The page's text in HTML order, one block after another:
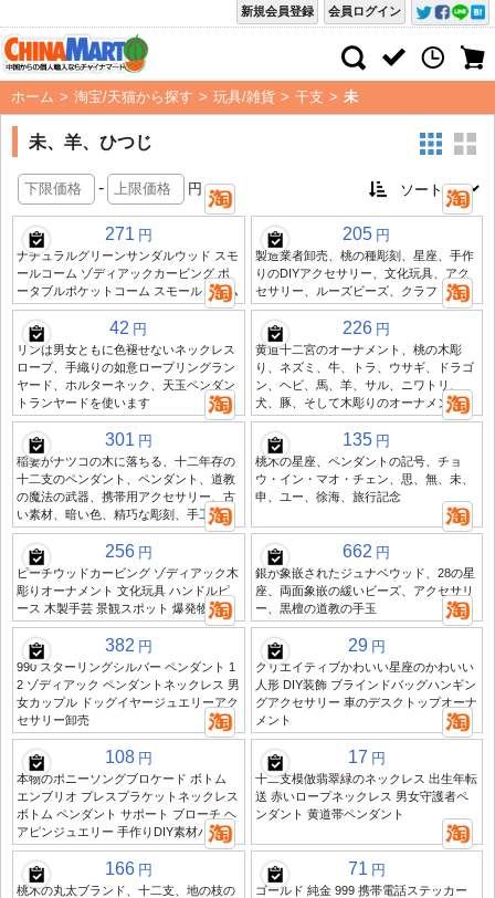
会員ログイン
新規会員登録
ホーム > 淘宝/天猫から探す > 玩具/雑貨 > 干支 > 未
未、羊、ひつじ
- 円
271 円
ナチュラルグリーンサンダルウッド スモ
ールコーム ゾディアックカービング ポ
ータブルポケットコーム スモールコーム
205 円
製造業者卸売、桃の種彫刻、星座、手作
りのDIYアクセサリー、文化玩具、アク
セサリー、ルーズビーズ、クラフト
42 円
リンは男女ともに色褪せないネックレス
ロープ、手織りの如意ロープリングラン
ヤード、ホルターネック、天玉ペンダン
トランヤードを使います
226 円
黄道十二宮のオーナメント、桃の木彫
り、ネズミ、牛、トラ、ウサギ、ドラゴ
ン、ヘビ、馬、羊、サル、ニワトリ、
犬、豚、そして木彫りのオーナメント
301 円
稲妻がナツコの木に落ちる、十二年存の
十二支のペンダント、ペンダント、道教
の魔法の武器、携帯用アクセサリー、古
い素材、暗い色、精巧な彫刻、手工芸品
135 円
桃木の星座、ペンダントの記号、チョ
ウ・イン・マオ・チェン、思、無、未、
申、ユー、徐海、旅行記念
256 円
ピーチウッドカービング ゾディアック木
彫りオーナメント 文化玩具 ハンドルピ
ース 木製手芸 景観スポット 爆発物資
662 円
銀が象嵌されたジュナベウッド、28の星
座、両面象嵌の緩いビーズ、アクセサリ
ー、黒檀の道教の手玉
382 円
990 スターリングシルバー ペンダント 1
2 ゾディアック ペンダントネックレス 男
女カップル ドッグイヤージュエリーアク
セサリー卸売
29 円
クリエイティブかわいい星座のかわいい
人形 DIY装飾 ブラインドバッグハンギン
グアクセサリー 車のデスクトップオーナ
メント
108 円
本物のポニーソングブロケード ボトム
エンブリオ プレスプラケットネックレス
ボトム ペンダント サポート ブローチ ヘ
アピンジュエリー 手作りDIY素材パック
17 円
十二支模倣翡翠緑のネックレス 出生年転
送 赤いロープネックレス 男女守護者ペ
ンダント 黄道帯ペンダント
166 円
桃木の丸太ブランド、十二支、地の枝の
71 円
ゴールド 純金 999 携帯電話ステッカー